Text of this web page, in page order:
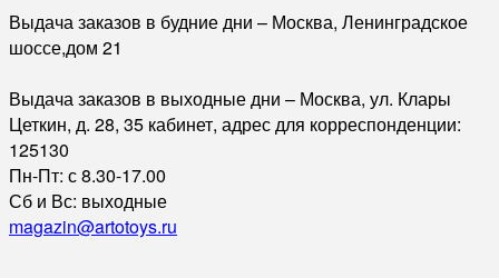
Выдача заказов в будние дни – Москва, Ленинградское
шоссе,дом 21
Выдача заказов в выходные дни – Москва, ул. Клары
Цеткин, д. 28, 35 кабинет, адрес для корреспонденции:
125130
Пн-Пт: с 8.30-17.00
Сб и Вс: выходные
magazin@artotoys.ru